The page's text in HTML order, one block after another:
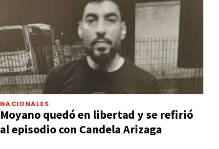
NACIONALES
Moyano quedó en libertad y se refirió
al episodio con Candela Arizaga